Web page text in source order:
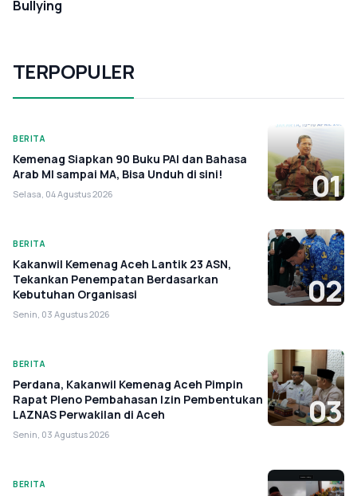
Bullying
TERPOPULER
BERITA
Kemenag Siapkan 90 Buku PAI dan Bahasa
Arab MI sampai MA, Bisa Unduh di sini!
Selasa, 04 Agustus 2026 01
BERITA
Kakanwil Kemenag Aceh Lantik 23 ASN,
Tekankan Penempatan Berdasarkan
Kebutuhan Organisasi
Senin, 03 Agustus 2026
02
BERITA
Perdana, Kakanwil Kemenag Aceh Pimpin
Rapat Pleno Pembahasan Izin Pembentukan
LAZNAS Perwakilan di Aceh
Senin, 03 Agustus 2026
03
BERITA